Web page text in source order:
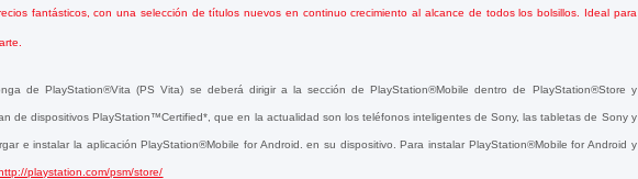
fantásticos, con una selección de títulos nuevos en continuo crecimiento al alcance de todos los bolsillos. Ideal para
de PlayStation®Vita (PS Vita) se deberá dirigir a la sección de PlayStation®Mobile dentro de PlayStation®Store y
de dispositivos PlayStation™Certified*, que en la actualidad son los teléfonos inteligentes de Sony, las tabletas de Sony y
e instalar la aplicación PlayStation®Mobile for Android. en su dispositivo. Para instalar PlayStation®Mobile for Android y
playstation.com/psm/store/